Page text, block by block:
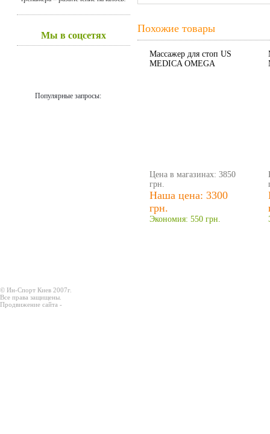
Мы в соцсетях
Популярные запросы:
Похожие товары
Массажер для стоп US
MEDICA OMEGA
Цена в магазинах: 3850
грн.
Наша цена: 3300
грн.
Экономия: 550 грн.
© Ин-Спорт Киев 2007г.
Все права защищены.
Продвижение сайта -